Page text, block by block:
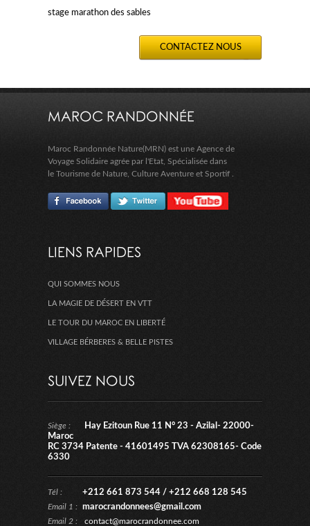
stage marathon des sables
CONTACTEZ NOUS
MAROC RANDONNÉE
Maroc Randonnée Nature(MRN) est une Agence de
Voyage Solidaire agrée par l'Etat, Spécialisée dans
le Tourisme de Nature, Culture Aventure et Sportif .
LIENS RAPIDES
QUI SOMMES NOUS
LA MAGIE DE DÉSERT EN VTT
LE TOUR DU MAROC EN LIBERTÉ
VILLAGE BÉRBERES & BELLE PISTES
SUIVEZ NOUS
Siège :
Hay Ezitoun Rue 11 N° 23 - Azilal- 22000-
Maroc
RC 3734 Patente - 41601495 TVA 62308165- Code
6330
Tél : +212 661 873 544 / +212 668 128 545
Email 1 : marocrandonnees@gmail.com
Email 2 : contact@marocrandonnee.com